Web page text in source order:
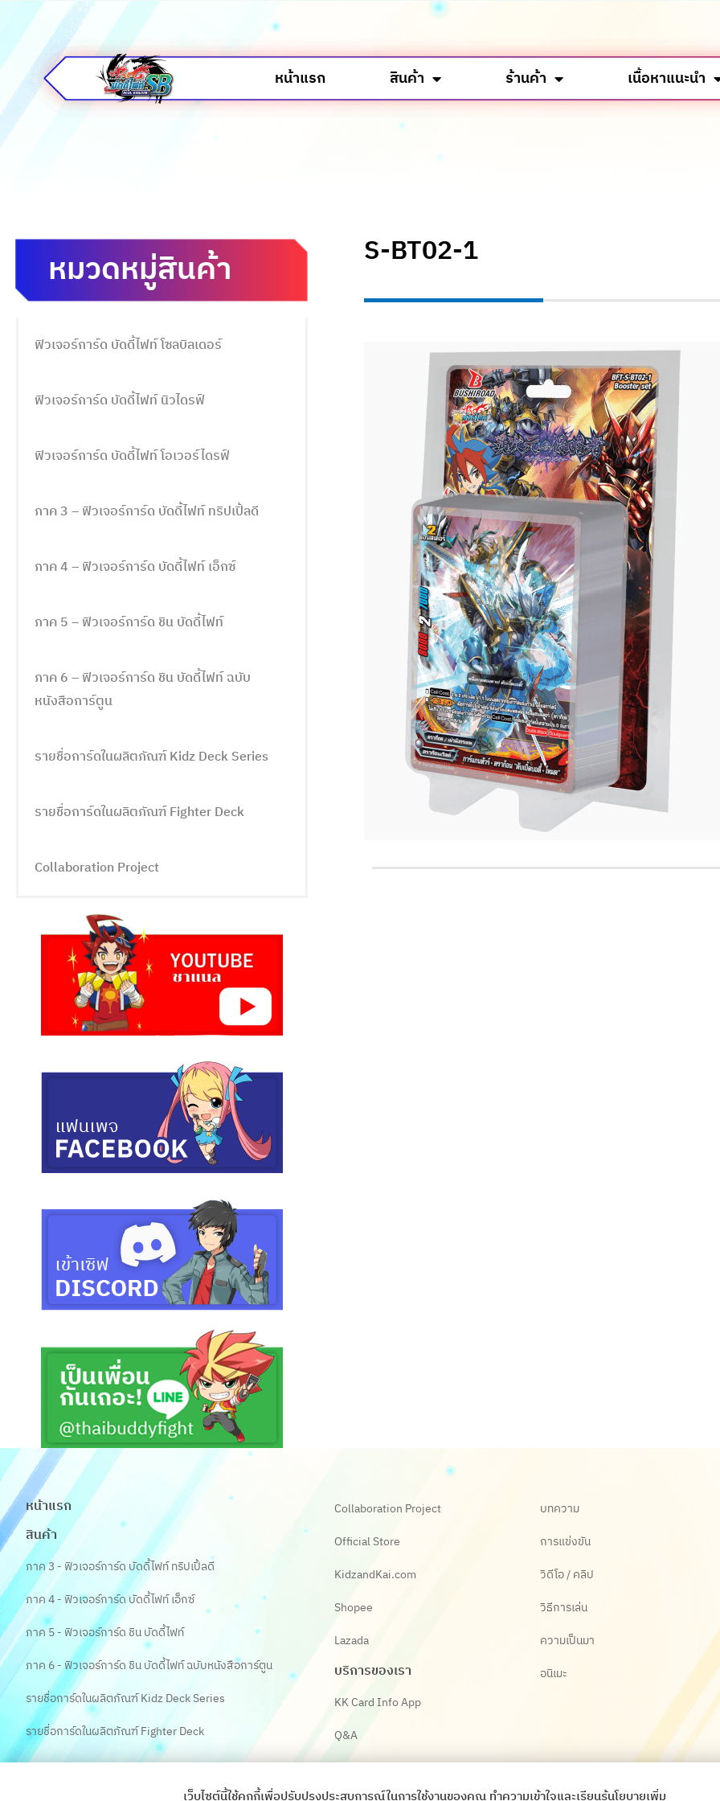
หน้าแรก สินค้า ร้านค้า เนื้อหาแนะนำ
หมวดหมู่สินค้า
ฟิวเจอร์การ์ด บัดดี้ไฟท์ โซลบิลเดอร์
ฟิวเจอร์การ์ด บัดดี้ไฟท์ นิวไดรฟ์
ฟิวเจอร์การ์ด บัดดี้ไฟท์ โอเวอร์ไดรฟ์
ภาค 3 – ฟิวเจอร์การ์ด บัดดี้ไฟท์ ทริปเปิ้ลดี
ภาค 4 – ฟิวเจอร์การ์ด บัดดี้ไฟท์ เอ็กซ์
ภาค 5 – ฟิวเจอร์การ์ด ชิน บัดดี้ไฟท์
ภาค 6 – ฟิวเจอร์การ์ด ชิน บัดดี้ไฟท์ ฉบับ
หนังสือการ์ตูน
รายชื่อการ์ดในผลิตภัณฑ์ Kidz Deck Series
รายชื่อการ์ดในผลิตภัณฑ์ Fighter Deck
Collaboration Project
S-BT02-1
หน้าแรก
สินค้า
ภาค 3 - ฟิวเจอร์การ์ด บัดดี้ไฟท์ ทริปเปิ้ลดี
ภาค 4 - ฟิวเจอร์การ์ด บัดดี้ไฟท์ เอ็กซ์
ภาค 5 - ฟิวเจอร์การ์ด ชิน บัดดี้ไฟท์
ภาค 6 - ฟิวเจอร์การ์ด ชิน บัดดี้ไฟท์ ฉบับหนังสือการ์ตูน
รายชื่อการ์ดในผลิตภัณฑ์ Kidz Deck Series
รายชื่อการ์ดในผลิตภัณฑ์ Fighter Deck
Collaboration Project
Official Store
KidzandKai.com
Shopee
Lazada
บริการของเรา
KK Card Info App
Q&A
บทความ
การแข่งขัน
วิดีโอ / คลิป
วิธีการเล่น
ความเป็นมา
อนิเมะ
เว็บไซต์นี้ใช้คุกกี้เพื่อปรับปรุงประสบการณ์ในการใช้งานของคุณ ทำความเข้าใจและเรียนรู้นโยบายเพิ่ม